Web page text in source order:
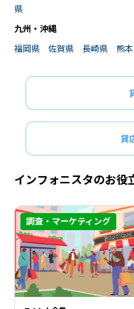
県
九州・沖縄
福岡県
佐賀県 長崎県 熊
貸
インフォニスタのお役
調査・マーケティング